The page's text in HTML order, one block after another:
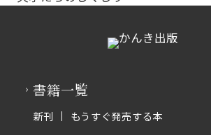
書籍一覧
新刊 もうすぐ発売する本